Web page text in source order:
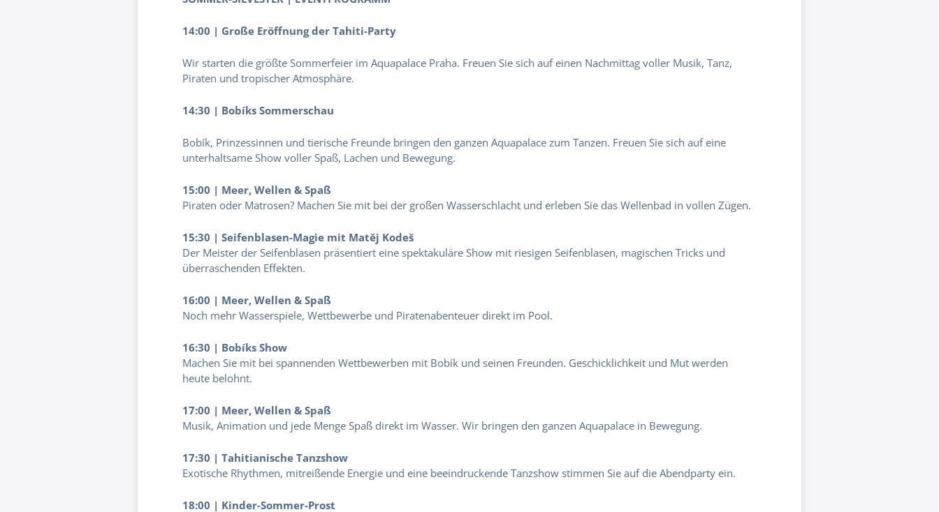
14:00 | Große Eröffnung der Tahiti-Party
Wir starten die größte Sommerfeier im Aquapalace Praha. Freuen Sie sich auf einen Nachmittag voller Musik, Tanz,
Piraten und tropischer Atmosphäre.
14:30 | Bobíks Sommerschau
Bobík, Prinzessinnen und tierische Freunde bringen den ganzen Aquapalace zum Tanzen. Freuen Sie sich auf eine
unterhaltsame Show voller Spaß, Lachen und Bewegung.
15:00 | Meer, Wellen & Spaß
Piraten oder Matrosen? Machen Sie mit bei der großen Wasserschlacht und erleben Sie das Wellenbad in vollen Zügen.
15:30 | Seifenblasen-Magie mit Matěj Kodeš
Der Meister der Seifenblasen präsentiert eine spektakuläre Show mit riesigen Seifenblasen, magischen Tricks und
überraschenden Effekten.
16:00 | Meer, Wellen & Spaß
Noch mehr Wasserspiele, Wettbewerbe und Piratenabenteuer direkt im Pool.
16:30 | Bobíks Show
Machen Sie mit bei spannenden Wettbewerben mit Bobík und seinen Freunden. Geschicklichkeit und Mut werden
heute belohnt.
17:00 | Meer, Wellen & Spaß
Musik, Animation und jede Menge Spaß direkt im Wasser. Wir bringen den ganzen Aquapalace in Bewegung.
17:30 | Tahitianische Tanzshow
Exotische Rhythmen, mitreißende Energie und eine beeindruckende Tanzshow stimmen Sie auf die Abendparty ein.
18:00 | Kinder-Sommer-Prost